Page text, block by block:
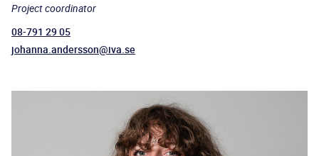
Project coordinator
08-791 29 05
johanna.andersson@iva.se